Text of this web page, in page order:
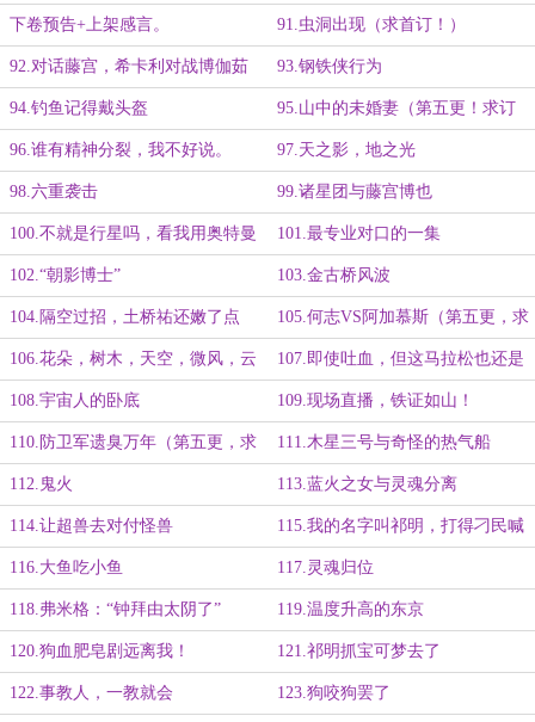
下卷预告+上架感言。 91.虫洞出现（求首订！）
92.对话藤宫，希卡利对战博伽茹 93.钢铁侠行为
94.钓鱼记得戴头盔 95.山中的未婚妻（第五更！求订
阅！）
96.谁有精神分裂，我不好说。 97.天之影，地之光
98.六重袭击 99.诸星团与藤宫博也
100.不就是行星吗，看我用奥特曼
给它推……
101.最专业对口的一集
102.“朝影博士” 103.金古桥风波
104.隔空过招，土桥祐还嫩了点 105.何志VS阿加慕斯（第五更，求
全订！）
106.花朵，树木，天空，微风，云
彩，太阳……
107.即使吐血，但这马拉松也还是
得跑
108.宇宙人的卧底 109.现场直播，铁证如山！
110.防卫军遗臭万年（第五更，求
全订）
111.木星三号与奇怪的热气船
112.鬼火 113.蓝火之女与灵魂分离
114.让超兽去对付怪兽 115.我的名字叫祁明，打得刁民喊
救命（第五更，求全订！）
116.大鱼吃小鱼 117.灵魂归位
118.弗米格：“钟拜由太阴了” 119.温度升高的东京
120.狗血肥皂剧远离我！ 121.祁明抓宝可梦去了
122.事教人，一教就会 123.狗咬狗罢了